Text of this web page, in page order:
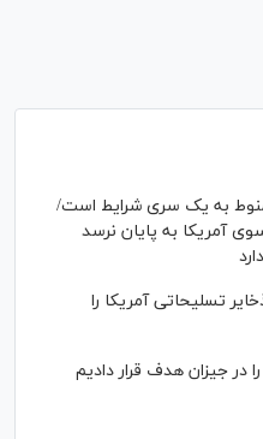
به یک سری شرایط است/
آمریکا به پایان نرسد
تسلیحاتی آمریکا را
در جیزان هدف قرار دادیم